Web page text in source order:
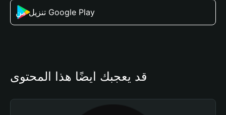
تنزيل من Google Play
قد يعجبك أيضًا هذا المحتوى